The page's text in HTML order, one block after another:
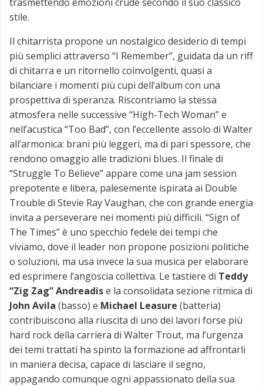
stile.
Il chitarrista propone un nostalgico desiderio di tempi
più semplici attraverso “I Remember”, guidata da un riff
di chitarra e un ritornello coinvolgenti, quasi a
bilanciare i momenti più cupi dell’album con una
prospettiva di speranza. Riscontriamo la stessa
atmosfera nelle successive “High-Tech Woman” e
nell’acustica “Too Bad”, con l’eccellente assolo di Walter
all’armonica: brani più leggeri, ma di pari spessore, che
rendono omaggio alle tradizioni blues. Il finale di
“Struggle To Believe” appare come una jam session
prepotente e libera, palesemente ispirata ai Double
Trouble di Stevie Ray Vaughan, che con grande energia
invita a perseverare nei momenti più difficili. “Sign of
The Times” è uno specchio fedele dei tempi che
viviamo, dove il leader non propone posizioni politiche
o soluzioni, ma usa invece la sua musica per elaborare
ed esprimere l’angoscia collettiva. Le tastiere di Teddy
“Zig Zag” Andreadise la consolidata sezione ritmica di
John Avila (basso) e Michael Leasure (batteria)
contribuiscono alla riuscita di uno dei lavori forse più
hard rock della carriera di Walter Trout, ma l’urgenza
dei temi trattati ha spinto la formazione ad affrontarli
in maniera decisa, capace di lasciare il segno,
appagando comunque ogni appassionato della sua